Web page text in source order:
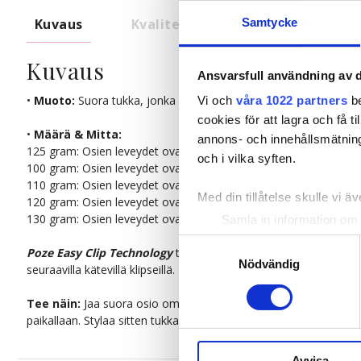
Samtycke
Ansvarsfull användning av
Vi och våra 1022 partners
cookies för att lagra och få
annons- och
och i vilka syften.
Med din tillåtelse skulle vi
Samla in information
Identifiera din enhet
Ta reda på mer om hur
sociala medier och
till de sociala medier och
Nödvändig
Kuvaus Kvalitet & Hoito
Kuvaus
• Muoto: Suora tukka, jonka voi myös muotoilla kihartimella tai
• Määrä & Mitta:
125 gram: Osien leveydet ovat suunnilleen: 1x20cm. 2x15cm.
100 gram: Osien leveydet ovat suunnilleen: 20 cm, 15 cm, 15
110 gram: Osien leveydet ovat suunnilleen: 20 cm, 15 cm, 15
120 gram: Osien leveydet ovat suunnilleen: 20 cm, 15 cm, 15
130 gram: Osien leveydet ovat suunnilleen: 20 cm, 15 cm, 15
Poze Easy Clip Technologytekee hiusten pidennyksestä tai
seuraavilla kätevillä klipseillä. Poze kehittää omia klipsejään,
Tee näin: Jaa suora osio omasta tukastasi, tupeeraa se ja
paikallaan. Stylaa sitten tukka omien toivomustesi ja tarpeittesi